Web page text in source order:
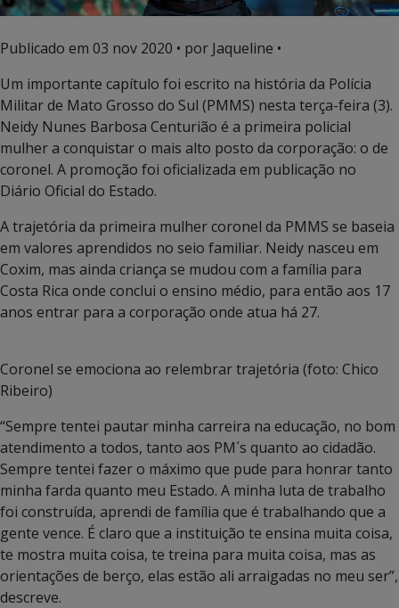
Publicado em 03 nov 2020 • por Jaqueline •
Um importante capítulo foi escrito na história da Polícia
Militar de Mato Grosso do Sul (PMMS) nesta terça-feira (3).
Neidy Nunes Barbosa Centurião é a primeira policial
mulher a conquistar o mais alto posto da corporação: o de
coronel. A promoção foi oficializada em publicação no
Diário Oficial do Estado.
A trajetória da primeira mulher coronel da PMMS se baseia
em valores aprendidos no seio familiar. Neidy nasceu em
Coxim, mas ainda criança se mudou com a família para
Costa Rica onde conclui o ensino médio, para então aos 17
anos entrar para a corporação onde atua há 27.
Coronel se emociona ao relembrar trajetória (foto: Chico
Ribeiro)
“Sempre tentei pautar minha carreira na educação, no bom
atendimento a todos, tanto aos PM´s quanto ao cidadão.
Sempre tentei fazer o máximo que pude para honrar tanto
minha farda quanto meu Estado. A minha luta de trabalho
foi construída, aprendi de família que é trabalhando que a
gente vence. É claro que a instituição te ensina muita coisa,
te mostra muita coisa, te treina para muita coisa, mas as
orientações de berço, elas estão ali arraigadas no meu ser”,
descreve.